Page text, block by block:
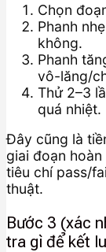
Chọn
Phanh
không.
Phanh
vô-lăng/
Thử 2–3
quá nhiệt.
Đây cũng là
giai đoạn
tiêu chí pass/
thuật.
Bước 3 (xác
tra gì để kết